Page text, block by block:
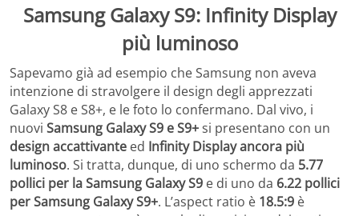
Samsung Galaxy S9: Infinity Display
più luminoso
Sapevamo già ad esempio che Samsung non aveva
intenzione di stravolgere il design degli apprezzati
Galaxy S8 e S8+, e le foto lo confermano. Dal vivo, i
nuovi Samsung Galaxy S9 e S9+si presentano con un
design accattivante ed Infinity Display ancora più
luminoso. Si tratta, dunque, di uno schermo da 5.77
pollici per la Samsung Galaxy S9 e di uno da 6.22 pollici
per Samsung Galaxy S9+. L’aspect ratio è 18.5:9 è